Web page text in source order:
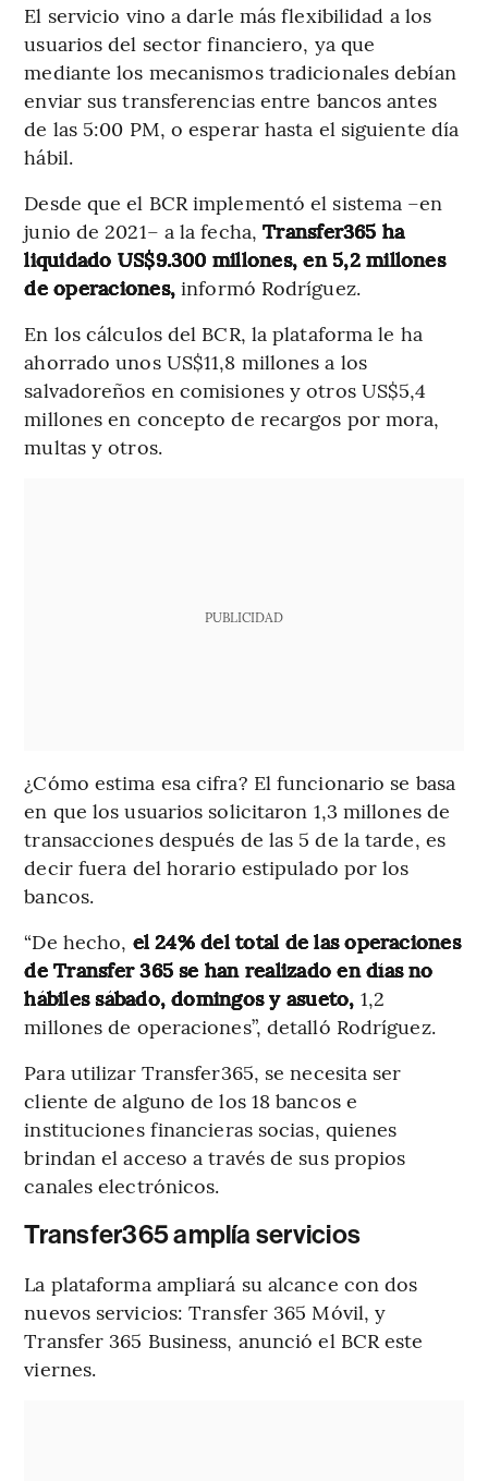
El servicio vino a darle más flexibilidad a los
usuarios del sector financiero, ya que
mediante los mecanismos tradicionales debían
enviar sus transferencias entre bancos antes
de las 5:00 PM, o esperar hasta el siguiente día
hábil.
Desde que el BCR implementó el sistema –en
junio de 2021– a la fecha,Transfer365 ha
liquidado US$9.300 millones, en 5,2 millones
de operaciones, informó Rodríguez.
En los cálculos del BCR, la plataforma le ha
ahorrado unos US$11,8 millones a los
salvadoreños en comisiones y otros US$5,4
millones en concepto de recargos por mora,
multas y otros.
PUBLICIDAD
¿Cómo estima esa cifra? El funcionario se basa
en que los usuarios solicitaron 1,3 millones de
transacciones después de las 5 de la tarde, es
decir fuera del horario estipulado por los
bancos.
“De hecho, el 24% del total de las operaciones
de Transfer 365 se han realizado en días no
hábiles sábado, domingos y asueto, 1,2
millones de operaciones”, detalló Rodríguez.
Para utilizar Transfer365, se necesita ser
cliente de alguno de los 18 bancos e
instituciones financieras socias, quienes
brindan el acceso a través de sus propios
canales electrónicos.
Transfer365 amplía servicios
La plataforma ampliará su alcance con dos
nuevos servicios: Transfer 365 Móvil, y
Transfer 365 Business, anunció el BCR este
viernes.